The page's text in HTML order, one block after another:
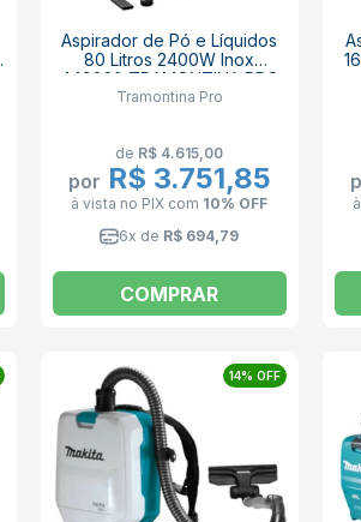
Aspirador de Pó e Líquidos
80 Litros 2400W Inox
449830 TRAMONTINA PRO
Tramontina Pro
de R$ 4.615,00
por R$ 3.751,85
à vista no PIX com 10% OFF
6x de R$ 694,79
COMPRAR
14% OFF